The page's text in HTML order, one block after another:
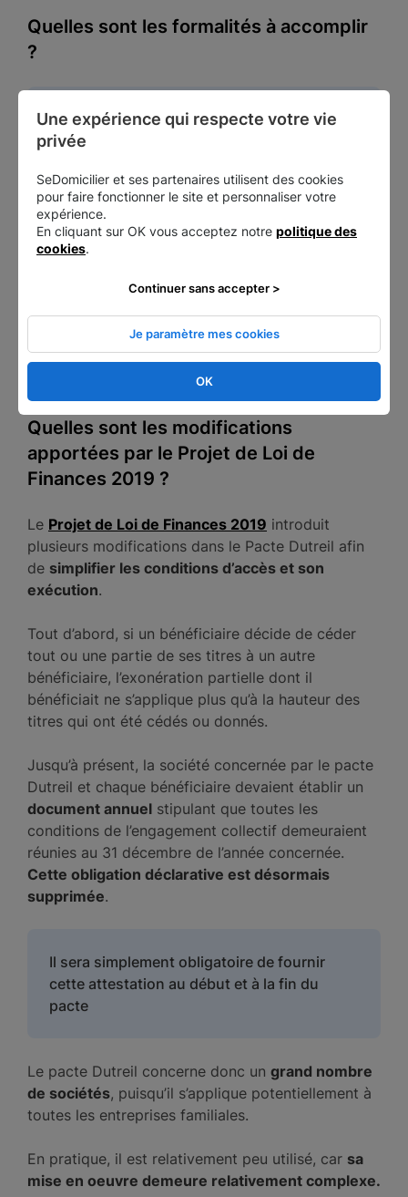
Quelles sont les formalités à accomplir
?
Toute transmission (du vivant ou suite au
décès d’une personne) doit faire l’objet d’un
succession
Il convient d’en informer l’administration fiscale en
(engagement collectif) et unecopie de
l’engagement individuel pris par chacun des
. Enfin, une attestation spécifique
certifie que vous remplissez bien toutes les
conditions pour bénéficier de l’avantage fiscal.
Quelles sont les modifications
apportées par le Projet de Loi de
Finances 2019 ?
Le Projet de Loi de Finances 2019 introduit
plusieurs modifications dans le Pacte Dutreil afin
de simplifier les conditions d’accès et son
exécution.
Tout d’abord, si un bénéficiaire décide de céder
tout ou une partie de ses titres à un autre
bénéficiaire, l’exonération partielle dont il
bénéficiait ne s’applique plus qu’à la hauteur des
titres qui ont été cédés ou donnés.
Jusqu’à présent, la société concernée par le pacte
Dutreil et chaque bénéficiaire devaient établir un
document annuel stipulant que toutes les
conditions de l’engagement collectif demeuraient
réunies au 31 décembre de l’année concernée.
Cette obligation déclarative est désormais
supprimée.
Il sera simplement obligatoire de fournir
cette attestation au début et à la fin du
pacte
Le pacte Dutreil concerne donc un grand nombre
de sociétés, puisqu’il s’applique potentiellement à
toutes les entreprises familiales.
En pratique, il est relativement peu utilisé, car sa
mise en oeuvre demeure relativement complexe.
Une expérience qui respecte votre vie
privée
SeDomicilier et ses partenaires utilisent des cookies
pour faire fonctionner le site et personnaliser votre
expérience.
En cliquant sur OK vous acceptez notre politique des
cookies.
OK
Je paramètre mes cookies
Continuer sans accepter >